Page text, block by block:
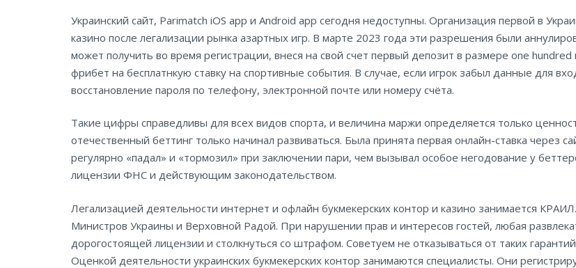
Украинский сайт, Parimatch iOS app и Android app сегодня недоступны. Организация первой в
казино после легализации рынка азартных игр. В марте 2023 года эти разрешения были
может получить во время регистрации, внеся на свой счет первый депозит в размере one
фрибет на бесплатнкую ставку на спортивные события. В случае, если игрок забыл данные для
восстановление пароля по телефону, электронной почте или номеру счёта.
Такие цифры справедливы для всех видов спорта, и величина маржи определяется только
отечественный беттинг только начинал развиваться. Была принята первая онлайн-ставка через
регулярно «падал» и «тормозил» при заключении пари, чем вызывал особое негодование у
лицензии ФНС и действующим законодательством.
Легализацией деятельности интернет и офлайн букмекерских контор и казино занимается
Министров Украины и Верховной Радой. При нарушении прав и интересов гостей, любая
дорогостоящей лицензии и столкнуться со штрафом. Советуем не отказываться от таких
Оценкой деятельности украинских букмекерских контор занимаются специалисты. Они